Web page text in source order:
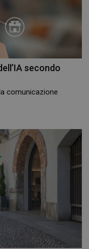
secondo
comunicazione